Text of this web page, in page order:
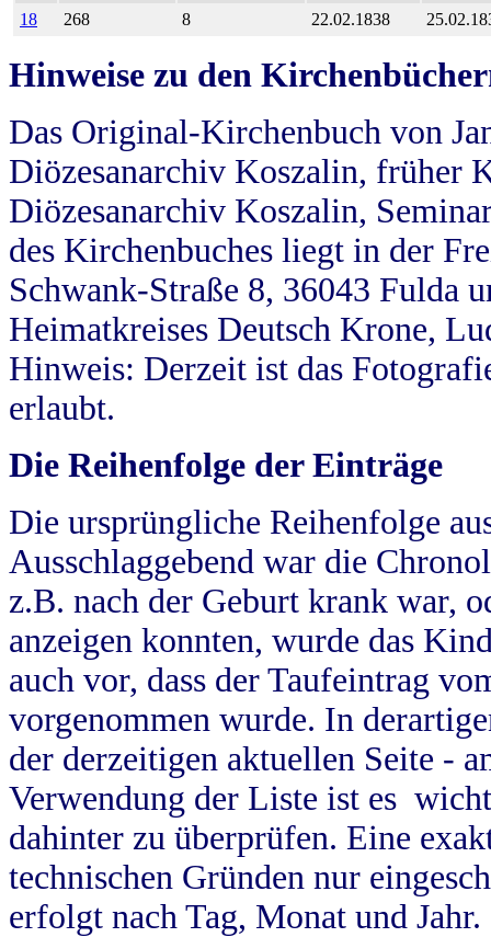
18
268 8 22.02.1838
Hinweise zu den
Das Original-Kirchenbuch von
Diözesanarchiv Koszalin, früher
Diözesanarchiv Koszalin,
des Kirchenbuches liegt in der
Schwank-Straße 8, 36043 Fulda
Heimatkreises Deutsch Krone,
Hinweis: Derzeit ist das
erlaubt.
Die Reihenfolge der Einträge
Die ursprüngliche Reihenfolge
Ausschlaggebend war die
z.B. nach der Geburt krank war,
anzeigen konnten, wurde das
auch vor, dass der Taufeintrag
vorgenommen wurde. In
der derzeitigen aktuellen Seite -
Verwendung der Liste ist es
dahinter zu überprüfen. Eine
technischen Gründen nur
erfolgt nach Tag, Monat und Jahr.